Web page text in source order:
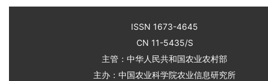
ISSN 1673-4645
CN 11-5435/S
主管：中华人民共和国农业农村部
主办：中国农业科学院农业信息研究所